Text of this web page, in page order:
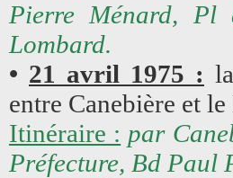
Pierre Ménard, Pl
Lombard.
• 21 avril 1975 :
entre Canebière et
Itinéraire : par
Préfecture, Bd Paul